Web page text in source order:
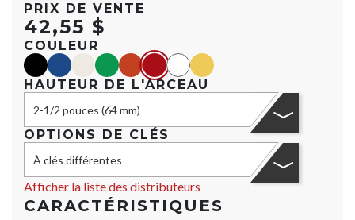
PRIX DE VENTE
42,55 $
COULEUR
blackblue greenorangered Blancyellow
HAUTEUR DE L'ARCEAU
2-1/2 pouces (64 mm)
OPTIONS DE CLÉS
À clés différentes
Afficher la liste des distributeurs
CARACTÉRISTIQUES